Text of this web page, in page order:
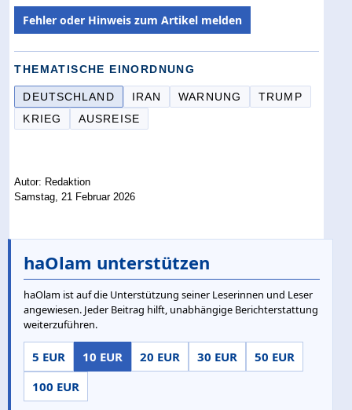
Fehler oder Hinweis zum Artikel melden
THEMATISCHE EINORDNUNG
DEUTSCHLAND IRAN WARNUNG
TRUMP
KRIEG
AUSREISE
Autor: Redaktion
Samstag, 21 Februar 2026
haOlam unterstützen
haOlam ist auf die Unterstützung seiner Leserinnen und Leser
angewiesen. Jeder Beitrag hilft, unabhängige Berichterstattung
weiterzuführen.
5 EUR 10 EUR 20 EUR 30 EUR
50 EUR
100 EUR